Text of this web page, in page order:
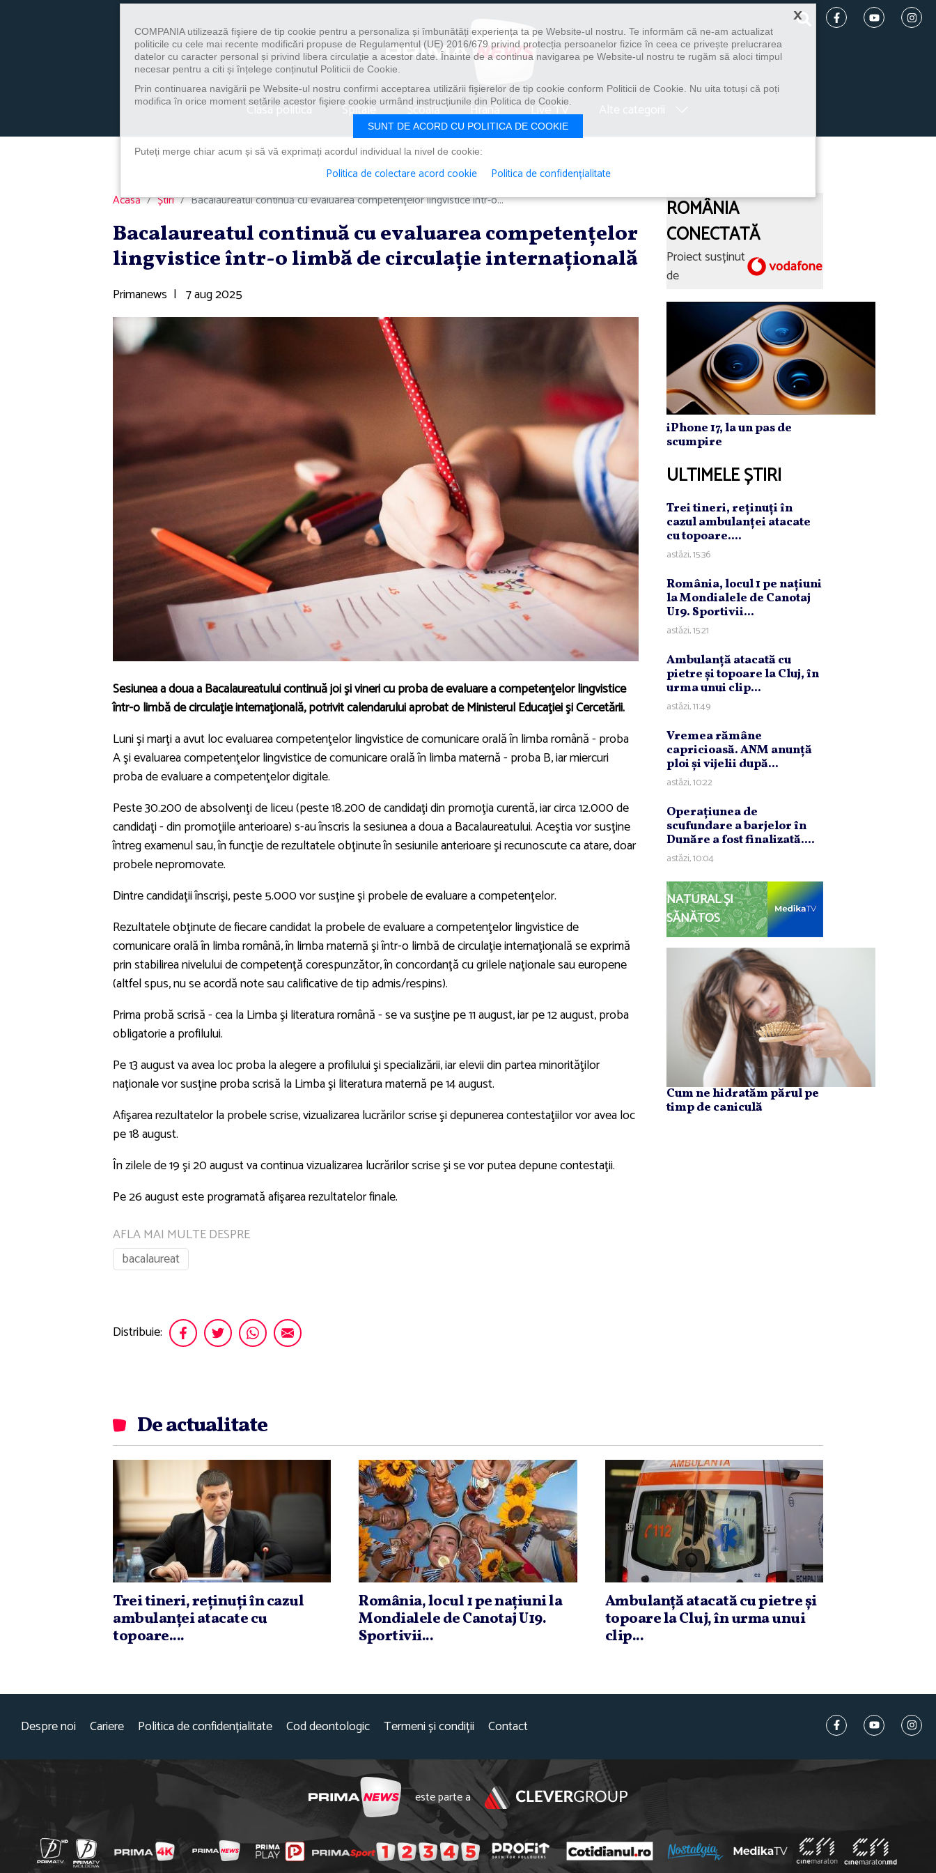
Clasa politica Spitale Școală Hrană Live TV
Acasă Știri Bacalaureatul continuă cu evaluarea competenţelor lingvistice într-o...
Bacalaureatul continuă cu evaluarea competenţelor
lingvistice într-o limbă de circulaţie internaţională
Primanews | 7 aug 2025
Sesiunea a doua a Bacalaureatului continuă joi şi vineri cu proba de evaluare a competenţelor lingvistice
într-o limbă de circulaţie internaţională, potrivit calendarului aprobat de Ministerul Educaţiei şi Cercetării.
Luni şi marţi a avut loc evaluarea competenţelor lingvistice de comunicare orală în limba română - proba
A şi evaluarea competenţelor lingvistice de comunicare orală în limba maternă - proba B, iar miercuri
proba de evaluare a competenţelor digitale.
Peste 30.200 de absolvenţi de liceu (peste 18.200 de candidaţi din promoţia curentă, iar circa 12.000 de
candidaţi - din promoţiile anterioare) s-au înscris la sesiunea a doua a Bacalaureatului. Aceştia vor susţine
întreg examenul sau, în funcţie de rezultatele obţinute în sesiunile anterioare şi recunoscute ca atare, doar
probele nepromovate.
Dintre candidaţii înscrişi, peste 5.000 vor susţine şi probele de evaluare a competenţelor.
Rezultatele obţinute de fiecare candidat la probele de evaluare a competenţelor lingvistice de
comunicare orală în limba română, în limba maternă şi într-o limbă de circulaţie internaţională se exprimă
prin stabilirea nivelului de competenţă corespunzător, în concordanţă cu grilele naţionale sau europene
(altfel spus, nu se acordă note sau calificative de tip admis/respins).
Prima probă scrisă - cea la Limba şi literatura română - se va susţine pe 11 august, iar pe 12 august, proba
obligatorie a profilului.
Pe 13 august va avea loc proba la alegere a profilului şi specializării, iar elevii din partea minorităţilor
naţionale vor susţine proba scrisă la Limba şi literatura maternă pe 14 august.
Afişarea rezultatelor la probele scrise, vizualizarea lucrărilor scrise şi depunerea contestaţiilor vor avea loc
pe 18 august.
În zilele de 19 şi 20 august va continua vizualizarea lucrărilor scrise şi se vor putea depune contestaţii.
Pe 26 august este programată afişarea rezultatelor finale.
AFLA MAI MULTE DESPRE
bacalaureat
Distribuie:
ROMÂNIA
CONECTATĂ
Proiect susținut
de
iPhone 17, la un pas de
scumpire
ULTIMELE ȘTIRI
Trei tineri, reţinuţi în
cazul ambulanţei atacate
cu topoare....
astăzi, 15:36
România, locul 1 pe naţiuni
la Mondialele de Canotaj
U19. Sportivii...
astăzi, 15:21
Ambulanţă atacată cu
pietre şi topoare la Cluj, în
urma unui clip...
astăzi, 11:49
Vremea rămâne
capricioasă. ANM anunţă
ploi şi vijelii după...
astăzi, 10:22
Operaţiunea de
scufundare a barjelor în
Dunăre a fost finalizată....
astăzi, 10:04
NATURAL ȘI
SĂNĂTOS
Cum ne hidratăm părul pe
timp de caniculă
De actualitate
Trei tineri, reţinuţi în cazul
ambulanţei atacate cu
topoare....
România, locul 1 pe naţiuni la
Mondialele de Canotaj U19.
Sportivii...
Ambulanţă atacată cu pietre şi
topoare la Cluj, în urma unui
clip...
Despre noi Cariere Politica de confidențialitate Cod deontologic Termeni și condiții Contact
este parte a
×
COMPANIA utilizează fişiere de tip cookie pentru a personaliza și îmbunătăți experiența ta pe Website-ul nostru. Te informăm că ne-am actualizat
politicile cu cele mai recente modificări propuse de Regulamentul (UE) 2016/679 privind protecția persoanelor fizice în ceea ce privește prelucrarea
datelor cu caracter personal și privind libera circulație a acestor date. Înainte de a continua navigarea pe Website-ul nostru te rugăm să aloci timpul
necesar pentru a citi și înțelege conținutul Politicii de Cookie.
Prin continuarea navigării pe Website-ul nostru confirmi acceptarea utilizării fişierelor de tip cookie conform Politicii de Cookie. Nu uita totuși că poți
modifica în orice moment setările acestor fişiere cookie urmând instrucțiunile din Politica de Cookie.
SUNT DE ACORD CU POLITICA DE COOKIE
Puteți merge chiar acum și să vă exprimați acordul individual la nivel de cookie:
Politica de colectare acord cookie Politica de confidențialitate